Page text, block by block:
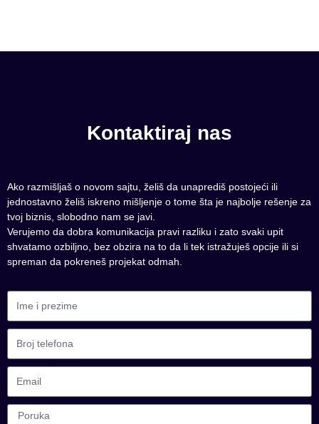
Kontaktiraj nas
Ako razmišljaš o novom sajtu, želiš da unaprediš postojeći ili
jednostavno želiš iskreno mišljenje o tome šta je najbolje rešenje za
tvoj biznis, slobodno nam se javi.
Verujemo da dobra komunikacija pravi razliku i zato svaki upit
shvatamo ozbiljno, bez obzira na to da li tek istražuješ opcije ili si
spreman da pokreneš projekat odmah.